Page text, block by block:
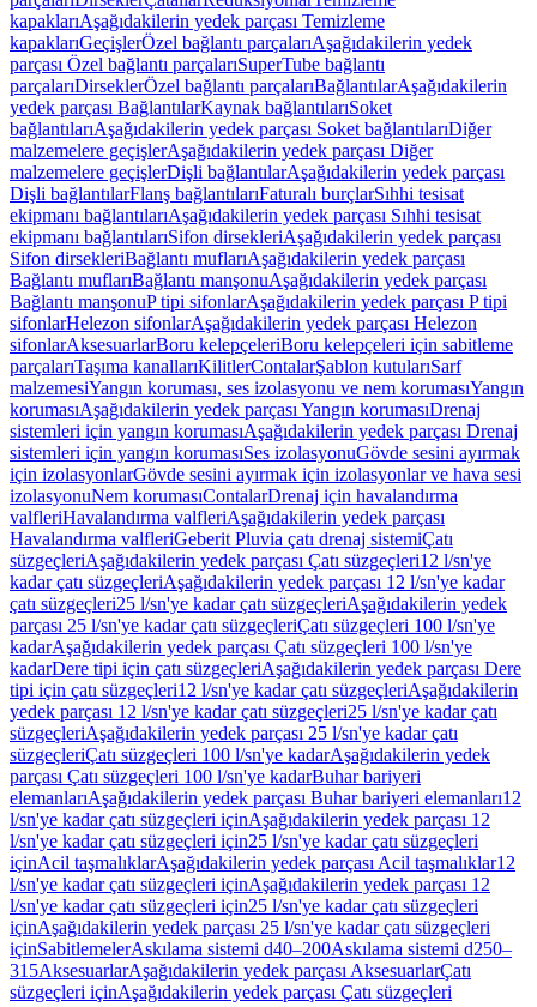
kapaklarıAşağıdakilerin yedek parçası Temizleme
kapaklarıGeçişlerÖzel bağlantı parçalarıAşağıdakilerin yedek
parçası Özel bağlantı parçalarıSuperTube bağlantı
parçalarıDirseklerÖzel bağlantı parçalarıBağlantılarAşağıdakilerin
yedek parçası BağlantılarKaynak bağlantılarıSoket
bağlantılarıAşağıdakilerin yedek parçası Soket bağlantılarıDiğer
malzemelere geçişlerAşağıdakilerin yedek parçası Diğer
malzemelere geçişlerDişli bağlantılarAşağıdakilerin yedek parçası
Dişli bağlantılarFlanş bağlantılarıFaturalı burçlarSıhhi tesisat
ekipmanı bağlantılarıAşağıdakilerin yedek parçası Sıhhi tesisat
ekipmanı bağlantılarıSifon dirsekleriAşağıdakilerin yedek parçası
Sifon dirsekleriBağlantı muflarıAşağıdakilerin yedek parçası
Bağlantı muflarıBağlantı manşonuAşağıdakilerin yedek parçası
Bağlantı manşonuP tipi sifonlarAşağıdakilerin yedek parçası P tipi
sifonlarHelezon sifonlarAşağıdakilerin yedek parçası Helezon
sifonlarAksesuarlarBoru kelepçeleriBoru kelepçeleri için sabitleme
parçalarıTaşıma kanallarıKilitlerContalarŞablon kutularıSarf
malzemesiYangın koruması, ses izolasyonu ve nem korumasıYangın
korumasıAşağıdakilerin yedek parçası Yangın korumasıDrenaj
sistemleri için yangın korumasıAşağıdakilerin yedek parçası Drenaj
sistemleri için yangın korumasıSes izolasyonuGövde sesini ayırmak
için izolasyonlarGövde sesini ayırmak için izolasyonlar ve hava sesi
izolasyonuNem korumasıContalarDrenaj için havalandırma
valfleriHavalandırma valfleriAşağıdakilerin yedek parçası
Havalandırma valfleriGeberit Pluvia çatı drenaj sistemiÇatı
süzgeçleriAşağıdakilerin yedek parçası Çatı süzgeçleri12 l/sn'ye
kadar çatı süzgeçleriAşağıdakilerin yedek parçası 12 l/sn'ye kadar
çatı süzgeçleri25 l/sn'ye kadar çatı süzgeçleriAşağıdakilerin yedek
parçası 25 l/sn'ye kadar çatı süzgeçleriÇatı süzgeçleri 100 l/sn'ye
kadarAşağıdakilerin yedek parçası Çatı süzgeçleri 100 l/sn'ye
kadarDere tipi için çatı süzgeçleriAşağıdakilerin yedek parçası Dere
tipi için çatı süzgeçleri12 l/sn'ye kadar çatı süzgeçleriAşağıdakilerin
yedek parçası 12 l/sn'ye kadar çatı süzgeçleri25 l/sn'ye kadar çatı
süzgeçleriAşağıdakilerin yedek parçası 25 l/sn'ye kadar çatı
süzgeçleriÇatı süzgeçleri 100 l/sn'ye kadarAşağıdakilerin yedek
parçası Çatı süzgeçleri 100 l/sn'ye kadarBuhar bariyeri
elemanlarıAşağıdakilerin yedek parçası Buhar bariyeri elemanları12
l/sn'ye kadar çatı süzgeçleri içinAşağıdakilerin yedek parçası 12
l/sn'ye kadar çatı süzgeçleri için25 l/sn'ye kadar çatı süzgeçleri
içinAcil taşmalıklarAşağıdakilerin yedek parçası Acil taşmalıklar12
l/sn'ye kadar çatı süzgeçleri içinAşağıdakilerin yedek parçası 12
l/sn'ye kadar çatı süzgeçleri için25 l/sn'ye kadar çatı süzgeçleri
içinAşağıdakilerin yedek parçası 25 l/sn'ye kadar çatı süzgeçleri
içinSabitlemelerAskılama sistemi d40–200Askılama sistemi d250–
315AksesuarlarAşağıdakilerin yedek parçası AksesuarlarÇatı
süzgeçleri içinAşağıdakilerin yedek parçası Çatı süzgeçleri